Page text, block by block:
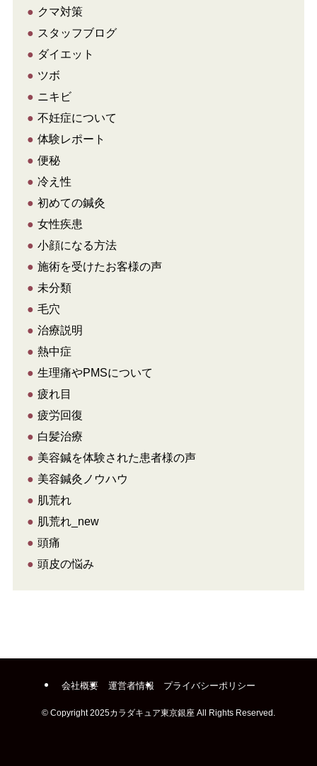
● クマ対策
● スタッフブログ
● ダイエット
● ツボ
● ニキビ
● 不妊症について
● 体験レポート
● 便秘
● 冷え性
● 初めての鍼灸
● 女性疾患
● 小顔になる方法
● 施術を受けたお客様の声
● 未分類
● 毛穴
● 治療説明
● 熱中症
● 生理痛やPMSについて
● 疲れ目
● 疲労回復
● 白髪治療
● 美容鍼を体験された患者様の声
● 美容鍼灸ノウハウ
● 肌荒れ
● 肌荒れ_new
● 頭痛
● 頭皮の悩み
会社概要 運営者情報 プライバシーポリシー
© Copyright 2025カラダキュア東京銀座 All Rights Reserved.